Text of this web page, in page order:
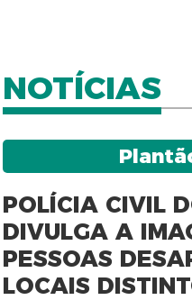
NOTÍCIAS
POLÍCIA CIVIL
DIVULGA A
PESSOAS
LOCAIS